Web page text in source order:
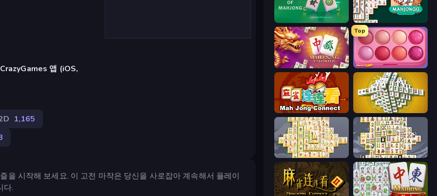
앱 (iOS,
1,165
을 시작해 보세요. 이 고전 마작은 당신을 사로잡아 계속해서 플레이
다.
Piles of Mahjong Mahjongg Solitaire
Mahjong Unlimited
Top
Piece of Cake: Merge and Bake
Mahjong Connect (Legacy) Mahjong Tower
Mahjong Online Mahjong Titans